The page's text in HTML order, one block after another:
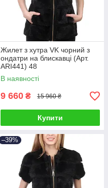
Жилет з хутра VK чорний з
ондатри на блискавці (Арт.
ARI441) 48
В наявності
9 660 ₴ 15 960 ₴
Купити
–39%